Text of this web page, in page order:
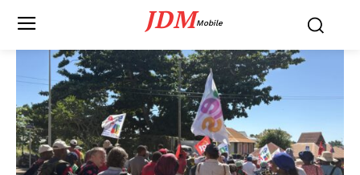
JDMMobile